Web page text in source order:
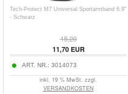
Tech-Protect M7 Universal Sportarmband 6.9"
- Schwarz
15,20
11,70EUR
ART. NR.: 3014073
inkl. 19 % MwSt. zzgl.
VERSANDKOSTEN